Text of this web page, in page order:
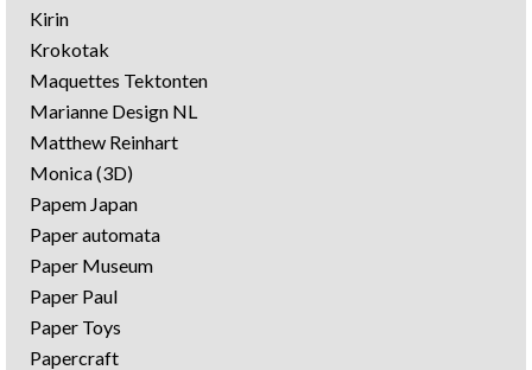
Kirin
Krokotak
Maquettes Tektonten
Marianne Design NL
Matthew Reinhart
Monica (3D)
Papem Japan
Paper automata
Paper Museum
Paper Paul
Paper Toys
Papercraft